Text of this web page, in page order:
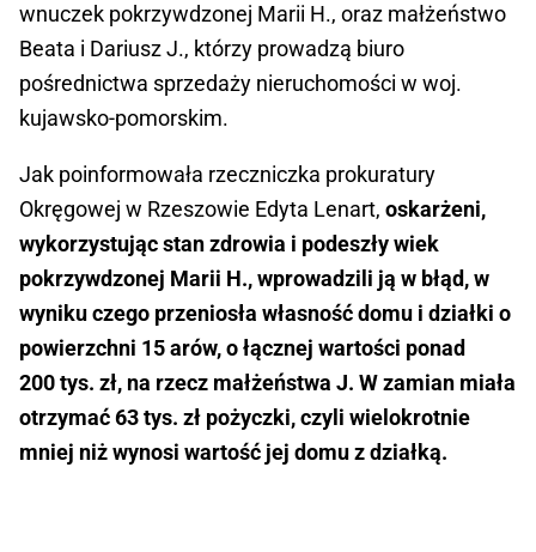
wnuczek pokrzywdzonej Marii H., oraz małżeństwo
Beata i Dariusz J., którzy prowadzą biuro
pośrednictwa sprzedaży nieruchomości w woj.
kujawsko-pomorskim.
Jak poinformowała rzeczniczka prokuratury
Okręgowej w Rzeszowie Edyta Lenart, oskarżeni,
wykorzystując stan zdrowia i podeszły wiek
pokrzywdzonej Marii H., wprowadzili ją w błąd, w
wyniku czego przeniosła własność domu i działki o
powierzchni 15 arów, o łącznej wartości ponad
200 tys. zł, na rzecz małżeństwa J. W zamian miała
otrzymać 63 tys. zł pożyczki, czyli wielokrotnie
mniej niż wynosi wartość jej domu z działką.